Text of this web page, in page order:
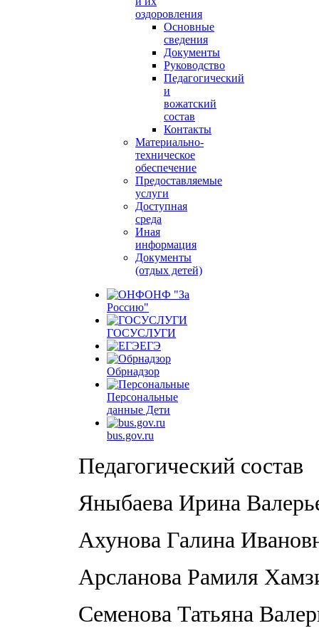
оздоровления
Основные
сведения
Документы
Руководство
Педагогический
и
вожатский
состав
Контакты
Материально-
техническое
обеспечение
Предоставляемые
услуги
Доступная
среда
Иная
информация
Документы
(отдых детей)
ОНФ "За
Россию"
ГОСУСЛУГИ
ЕГЭ
Обрнадзор
Персональные
данные Дети
bus.gov.ru
Педагогический состав
Яныбаева Ирина
Ахунова Галина
Арсланова Рамиля
Семенова Татьяна